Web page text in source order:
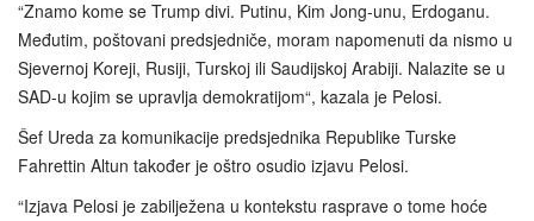
“Znamo kome se Trump divi. Putinu, Kim Jong-unu, Erdoganu.
Međutim, poštovani predsjedniče, moram napomenuti da nismo u
Sjevernoj Koreji, Rusiji, Turskoj ili Saudijskoj Arabiji. Nalazite se u
SAD-u kojim se upravlja demokratijom“, kazala je Pelosi.
Šef Ureda za komunikacije predsjednika Republike Turske
Fahrettin Altun također je oštro osudio izjavu Pelosi.
“Izjava Pelosi je zabilježena u kontekstu rasprave o tome hoće